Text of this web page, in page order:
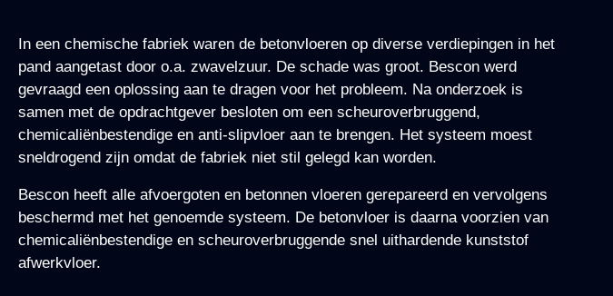
In een chemische fabriek waren de betonvloeren op diverse verdiepingen in het
pand aangetast door o.a. zwavelzuur. De schade was groot. Bescon werd
gevraagd een oplossing aan te dragen voor het probleem. Na onderzoek is
samen met de opdrachtgever besloten om een scheuroverbruggend,
chemicaliënbestendige en anti-slipvloer aan te brengen. Het systeem moest
sneldrogend zijn omdat de fabriek niet stil gelegd kan worden.
Bescon heeft alle afvoergoten en betonnen vloeren gerepareerd en vervolgens
beschermd met het genoemde systeem. De betonvloer is daarna voorzien van
chemicaliënbestendige en scheuroverbruggende snel uithardende kunststof
afwerkvloer.